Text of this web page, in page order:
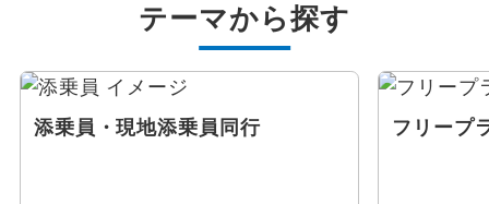
テーマから探す
添乗員・現地添乗員同行 フリープ